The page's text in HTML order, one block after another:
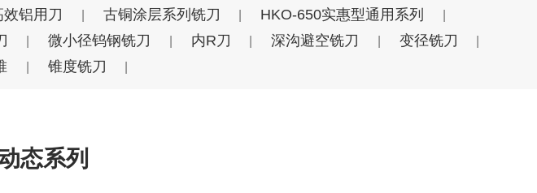
铝用刀 古铜涂层系列铣刀 HKO-650实惠型通用系列
微小径钨钢铣刀 内R刀 深沟避空铣刀 变径铣刀
锥度铣刀
态系列